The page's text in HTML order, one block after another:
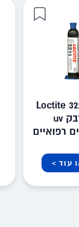
Loctite
– דבק uv
רפואיים
עוד >